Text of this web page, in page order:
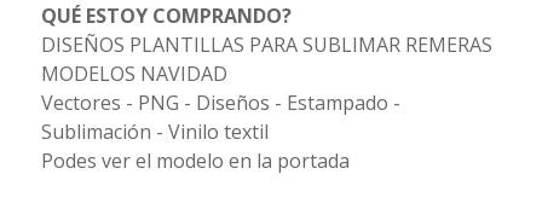
QUÉ ESTOY COMPRANDO?
DISEÑOS PLANTILLAS PARA SUBLIMAR REMERAS
MODELOS NAVIDAD
Vectores - PNG - Diseños - Estampado -
Sublimación - Vinilo textil
Podes ver el modelo en la portada